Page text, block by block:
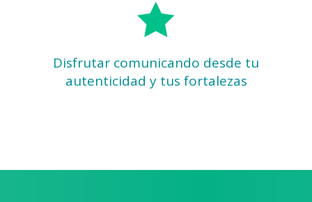
Disfrutar comunicando desde tu
autenticidad y tus fortalezas